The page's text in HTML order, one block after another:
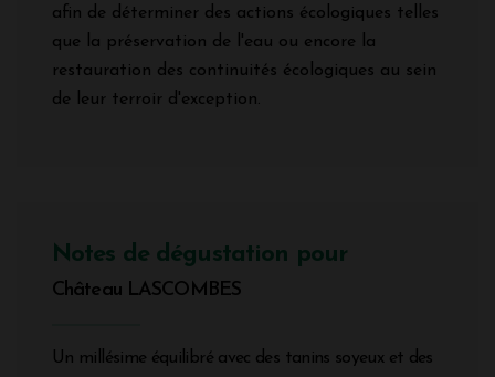
afin de déterminer des actions écologiques telles
que la préservation de l'eau ou encore la
restauration des continuités écologiques au sein
de leur terroir d'exception.
Notes de dégustation pour
Château LASCOMBES
Un millésime équilibré avec des tanins soyeux et des